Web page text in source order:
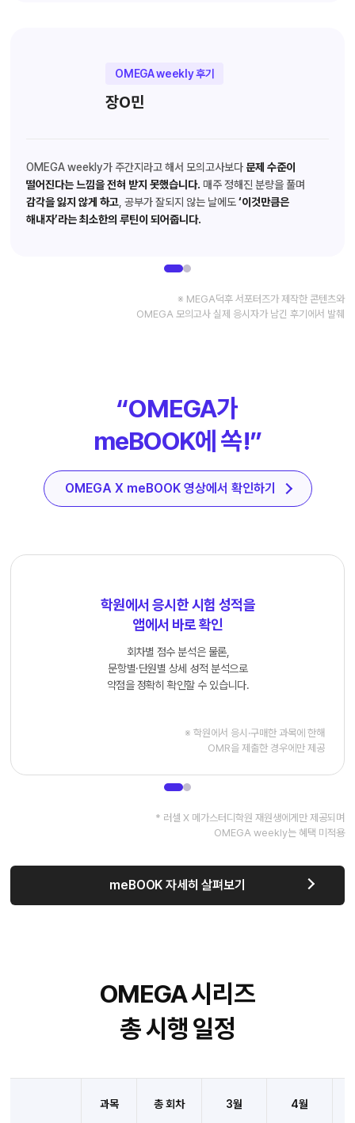
OMEGA weekly 후기
장O민
OMEGA weekly가 주간지라고 해서 모의고사보다 문제 수준이
떨어진다는 느낌을 전혀 받지 못했습니다. 매주 정해진 분량을 풀며
감각을 잃지 않게 하고 , 공부가 잘되지 않는 날에도‘이것만큼은
해내자’라는 최소한의 루틴이 되어줍니다.
※ MEGA덕후 서포터즈가 제작한 콘텐츠와
OMEGA 모의고사 실제 응시자가 남긴 후기에서 발췌
“OMEGA가
meBOOK에 쏙!”
OMEGA X meBOOK 영상에서 확인하기
학원에서 응시한 시험 성적을
앱에서 바로 확인
회차별 점수 분석은 물론,
문항별·단원별 상세 성적 분석으로
약점을 정확히 확인할 수 있습니다.
※ 학원에서 응시·구매한 과목에 한해
OMR을 제출한 경우에만 제공
* 러셀 X 메가스터디학원 재원생에게만 제공되며
OMEGA weekly는 혜택 미적용
meBOOK 자세히 살펴보기
OMEGA 시리즈
총 시행 일정
과목 총 회차 3월 4월